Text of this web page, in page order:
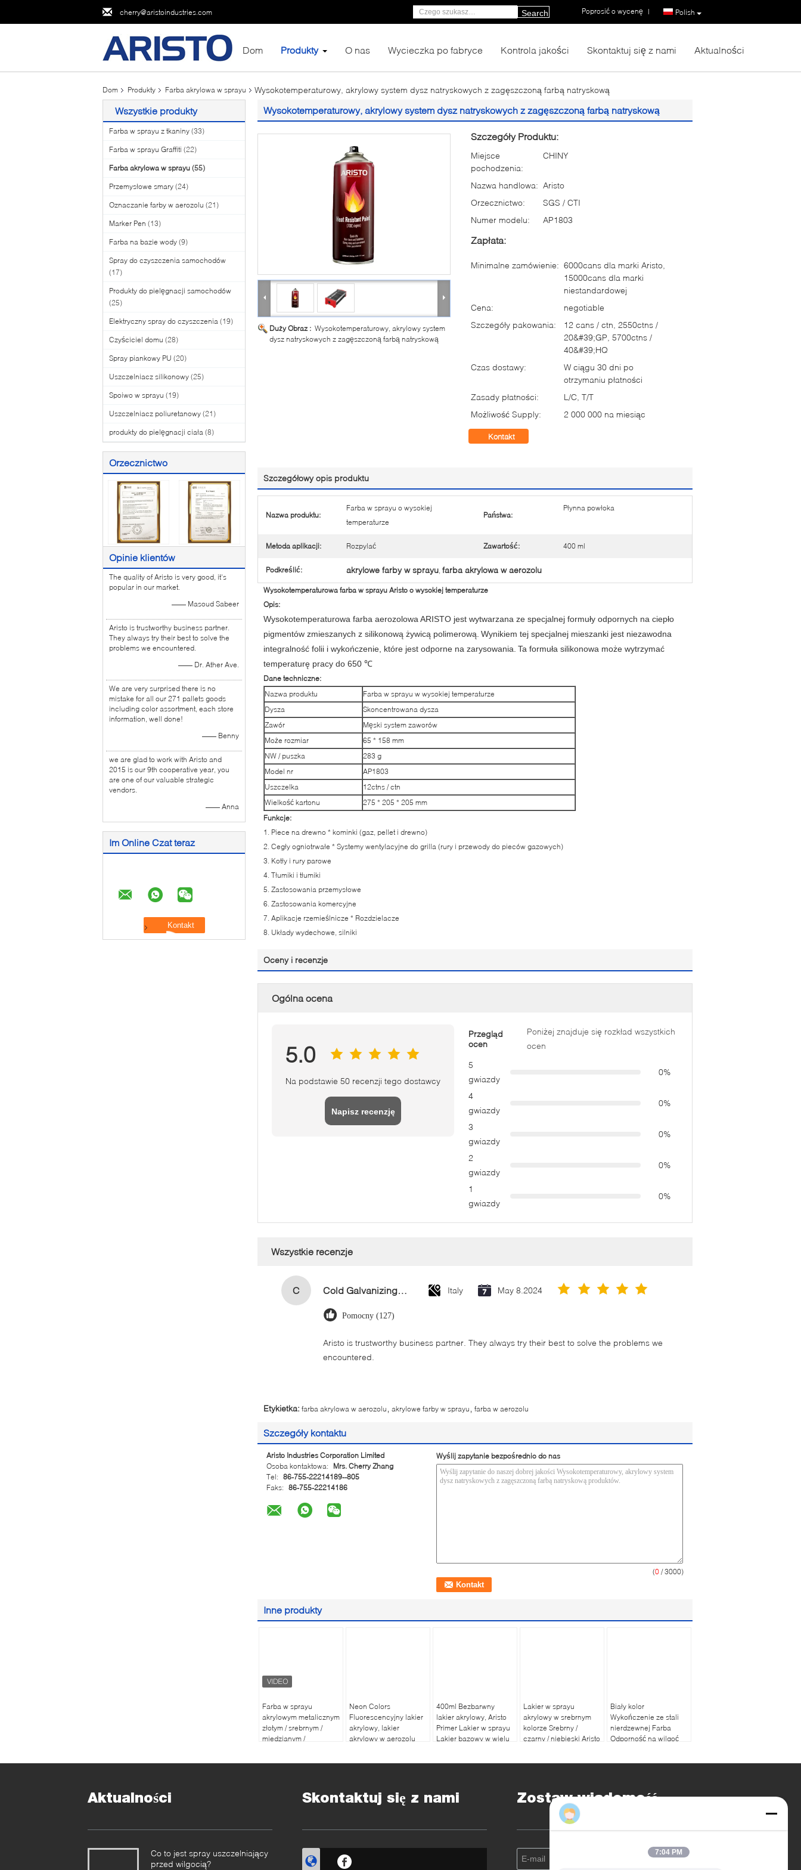
cherry@aristoindustries.com Polish
Poprosić o wycenę |
Search
Dom Produkty O nas Wycieczka po fabryce Kontrola jakości Skontaktuj się z nami Aktualności
Dom Produkty Farba akrylowa w sprayu Wysokotemperaturowy, akrylowy system dysz natryskowych z zagęszczoną farbą natryskową
Wszystkie produkty
Farba w sprayu z tkaniny (33)
Farba w sprayu Graffiti (22)
Farba akrylowa w sprayu (55)
Przemysłowe smary (24)
Oznaczanie farby w aerozolu (21)
Marker Pen (13)
Farba na bazie wody (9)
Spray do czyszczenia samochodów
(17)
Produkty do pielęgnacji samochodów
(25)
Elektryczny spray do czyszczenia (19)
Czyściciel domu (28)
Spray piankowy PU (20)
Uszczelniacz silikonowy (25)
Spoiwo w sprayu (19)
Uszczelniacz poliuretanowy (21)
produkty do pielęgnacji ciała (8)
Orzecznictwo
Opinie klientów
The quality of Aristo is very good, it's
popular in our market.
—— Masoud Sabeer
Aristo is trustworthy business partner.
They always try their best to solve the
problems we encountered.
—— Dr. Ather Ave.
We are very surprised there is no
mistake for all our 271 pallets goods
including color assortment, each store
information, well done!
—— Benny
we are glad to work with Aristo and
2015 is our 9th cooperative year, you
are one of our valuable strategic
vendors.
—— Anna
Im Online Czat teraz
Wysokotemperaturowy, akrylowy system dysz natryskowych z zagęszczoną farbą natryskową
Duży Obraz : Wysokotemperaturowy, akrylowy system
dysz natryskowych z zagęszczoną farbą natryskową
Szczegóły Produktu:
Miejsce
pochodzenia:
CHINY
Nazwa handlowa: Aristo
Orzecznictwo:
SGS / CTI
Numer modelu:
AP1803
Zapłata:
Minimalne zamówienie: 6000cans dla marki Aristo,
15000cans dla marki
niestandardowej
Cena:
negotiable
Szczegóły pakowania:
12 cans / ctn, 2550ctns /
20&#39;GP, 5700ctns /
40&#39;HQ
Czas dostawy:
W ciągu 30 dni po
otrzymaniu płatności
Zasady płatności:
L/C, T/T
Możliwość Supply:
2 000 000 na miesiąc
Kontakt
Szczegółowy opis produktu
Nazwa produktu:
Farba w sprayu o wysokiej
temperaturze
Państwa:
Płynna powłoka
Metoda aplikacji: Rozpylać Zawartość: 400 ml
Podkreślić: akrylowe farby w sprayu, farba akrylowa w aerozolu
Wysokotemperaturowa farba w sprayu Aristo o wysokiej temperaturze
Opis:
Wysokotemperaturowa farba aerozolowa ARISTO jest wytwarzana ze specjalnej formuły odpornych na ciepło
pigmentów zmieszanych z silikonową żywicą polimerową. Wynikiem tej specjalnej mieszanki jest niezawodna
integralność folii i wykończenie, które jest odporne na zarysowania. Ta formuła silikonowa może wytrzymać
temperaturę pracy do 650 ℃
Dane techniczne:
Nazwa produktu
Farba w sprayu w wysokiej temperaturze
Dysza
Skoncentrowana dysza
Zawór
Męski system zaworów
Może rozmiar
65 * 158 mm
NW / puszka
283 g
Model nr
AP1803
Uszczelka
12ctns / ctn
Wielkość kartonu
275 * 205 * 205 mm
Funkcje:
1. Piece na drewno * kominki (gaz, pellet i drewno)
2. Cegły ogniotrwałe * Systemy wentylacyjne do grilla (rury i przewody do pieców gazowych)
3. Kotły i rury parowe
4. Tłumiki i tłumiki
5. Zastosowania przemysłowe
6. Zastosowania komercyjne
7. Aplikacje rzemieślnicze * Rozdzielacze
8. Układy wydechowe, silniki
Oceny i recenzje
Ogólna ocena
5.0
Na podstawie 50 recenzji tego dostawcy
Napisz recenzję
Przegląd
ocen
Poniżej znajduje się rozkład wszystkich
ocen
5
gwiazdy
0%
4
gwiazdy
0%
3
gwiazdy
0%
2
gwiazdy
0%
1
gwiazdy
0%
Wszystkie recenzje
C Cold Galvanizing Zinc Spray Paint 400ml Italy May 8.2024
Pomocny (127)
Aristo is trustworthy business partner. They always try their best to solve the problems we
encountered.
Etykietka: farba akrylowa w aerozolu akrylowe farby w sprayu farba w aerozolu
Szczegóły kontaktu
Aristo Industries Corporation Limited
Osoba kontaktowa:
Mrs. Cherry Zhang
Tel: 86-755-22214189--805
Faks: 86-755-22214186
Wyślij zapytanie bezpośrednio do nas
(0 / 3000)
Inne produkty
Farba w sprayu
akrylowym metalicznym
złotym / srebrnym /
miedzianym /
Neon Colors
Fluorescencyjny lakier
akrylowy, lakier
akrylowy w aerozolu
400ml Bezbarwny
lakier akrylowy, Aristo
Primer Lakier w sprayu
Lakier bazowy w wielu
Lakier w sprayu
akrylowy w srebrnym
kolorze Srebrny /
czarny / niebieski Aristo
Biały kolor
Wykończenie ze stali
nierdzewnej Farba
Odporność na wilgoć
Aktualności
Co to jest spray uszczelniający
przed wilgocią?
Skontaktuj się z nami Zostaw wiadomość
7:04 PM